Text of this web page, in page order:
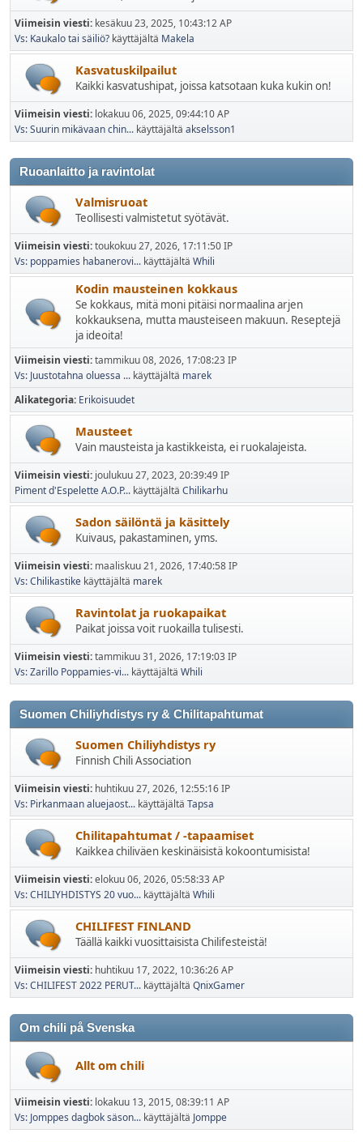
Viimeisin viesti: kesäkuu 23, 2025, 10:43:12 AP
Vs: Kaukalo tai säiliö? käyttäjältä Makela
Kasvatuskilpailut
Kaikki kasvatushipat, joissa katsotaan kuka kukin on!
Viimeisin viesti: lokakuu 06, 2025, 09:44:10 AP
Vs: Suurin mikävaan chin... käyttäjältä akselsson1
Ruoanlaitto ja ravintolat
Valmisruoat
Teollisesti valmistetut syötävät.
Viimeisin viesti:toukokuu 27, 2026, 17:11:50 IP
Vs: poppamies habanerovi... käyttäjältä Whili
Kodin mausteinen kokkaus
Se kokkaus, mitä moni pitäisi normaalina arjen
kokkauksena, mutta mausteiseen makuun. Reseptejä
ja ideoita!
Viimeisin viesti:tammikuu 08, 2026, 17:08:23 IP
Vs: Juustotahna oluessa ... käyttäjältä marek
Alikategoria Erikoisuudet
Mausteet
Vain mausteista ja kastikkeista, ei ruokalajeista.
Viimeisin viesti: joulukuu 27, 2023, 20:39:49 IP
Piment d'Espelette A.O.P... käyttäjältä Chilikarhu
Sadon säilöntä ja käsittely
Kuivaus, pakastaminen, yms.
Viimeisin viesti: maaliskuu 21, 2026, 17:40:58 IP
Vs: Chilikastike käyttäjältä marek
Ravintolat ja ruokapaikat
Paikat joissa voit ruokailla tulisesti.
Viimeisin viesti:tammikuu 31, 2026, 17:19:03 IP
Vs: Zarillo Poppamies-vi... käyttäjältä Whili
Suomen Chiliyhdistys ry & Chilitapahtumat
Suomen Chiliyhdistys ry
Finnish Chili Association
Viimeisin viesti: huhtikuu 27, 2026, 12:55:16 IP
Vs: Pirkanmaan aluejaost... käyttäjältä Tapsa
Chilitapahtumat / -tapaamiset
Kaikkea chiliväen keskinäisistä kokoontumisista!
Viimeisin viesti:elokuu 06, 2026, 05:58:33 AP
Vs: CHILIYHDISTYS 20 vuo... käyttäjältä Whili
CHILIFEST FINLAND
Täällä kaikki vuosittaisista Chilifesteistä!
Viimeisin viesti: huhtikuu 17, 2022, 10:36:26 AP
Vs: CHILIFEST 2022 PERUT... käyttäjältä QnixGamer
Om chili på Svenska
Allt om chili
Viimeisin viesti: lokakuu 13, 2015, 08:39:11 AP
Vs: Jomppes dagbok säson... käyttäjältä Jomppe